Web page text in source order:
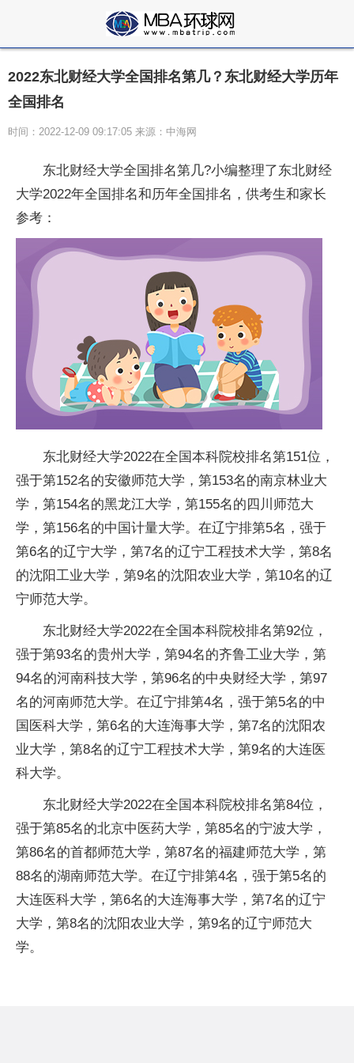
2022东北财经大学全国排名第几？东北财经大学历年
全国排名
时间：2022-12-09 09:17:05 来源：中海网
东北财经大学全国排名第几?小编整理了东北财经
大学2022年全国排名和历年全国排名，供考生和家长
参考：
东北财经大学2022在全国本科院校排名第151位，
强于第152名的安徽师范大学，第153名的南京林业大
学，第154名的黑龙江大学，第155名的四川师范大
学，第156名的中国计量大学。在辽宁排第5名，强于
第6名的辽宁大学，第7名的辽宁工程技术大学，第8名
的沈阳工业大学，第9名的沈阳农业大学，第10名的辽
宁师范大学。
东北财经大学2022在全国本科院校排名第92位，
强于第93名的贵州大学，第94名的齐鲁工业大学，第
94名的河南科技大学，第96名的中央财经大学，第97
名的河南师范大学。在辽宁排第4名，强于第5名的中
国医科大学，第6名的大连海事大学，第7名的沈阳农
业大学，第8名的辽宁工程技术大学，第9名的大连医
科大学。
东北财经大学2022在全国本科院校排名第84位，
强于第85名的北京中医药大学，第85名的宁波大学，
第86名的首都师范大学，第87名的福建师范大学，第
88名的湖南师范大学。在辽宁排第4名，强于第5名的
大连医科大学，第6名的大连海事大学，第7名的辽宁
大学，第8名的沈阳农业大学，第9名的辽宁师范大
学。